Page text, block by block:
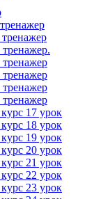
17 урок
18 урок
19 урок
20 урок
21 урок
22 урок
23 урок